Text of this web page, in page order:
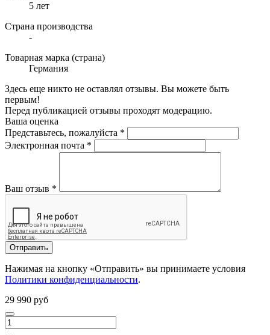
5 лет
Страна производства
-
Товарная марка (страна)
Германия
Здесь еще никто не оставлял отзывы. Вы можете быть
первым!
Перед публикацией отзывы проходят модерацию.
Ваша оценка
Представьтесь, пожалуйста *
Электронная почта *
Ваш отзыв *
Отправить
Нажимая на кнопку «Отправить» вы принимаете условия
Политики конфиденциальности.
29 990 руб